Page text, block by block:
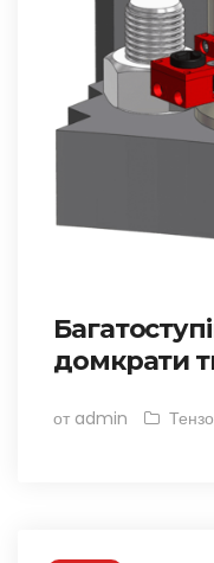
домкрати
от admin